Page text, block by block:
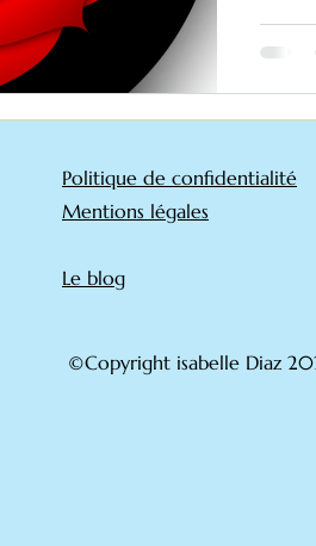
Politique de confidentialité
Mentions légales
Le blog​
©Copyright isabelle Diaz